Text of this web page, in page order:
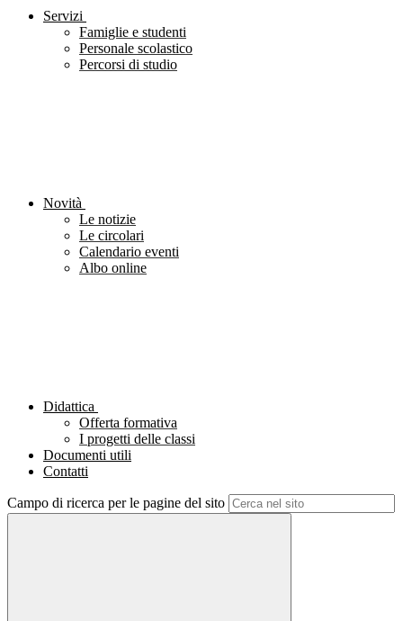
Servizi
Famiglie e studenti
Personale scolastico
Percorsi di studio
Novità
Le notizie
Le circolari
Calendario eventi
Albo online
Didattica
Offerta formativa
I progetti delle classi
Documenti utili
Contatti
Campo di ricerca per le pagine del sito